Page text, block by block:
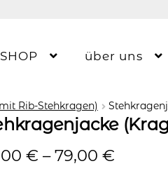
SHOP über uns
Rib-Stehkragen)
€ –79,00 €